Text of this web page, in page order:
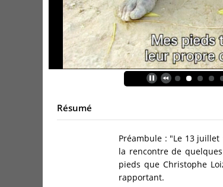
Résumé
Préambule : "Le 13
la rencontre de
pieds que Christophe
rapportant.